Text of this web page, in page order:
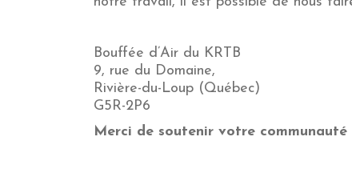
Bouffée d’Air du KRTB
9, rue du Domaine,
Rivière-du-Loup (Québec)
G5R-2P6
Merci de soutenir votre communauté